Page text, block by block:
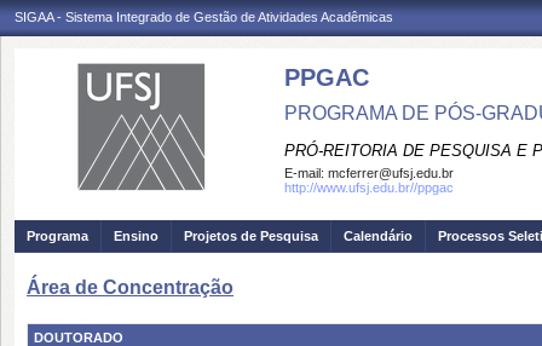
SIGAA - Sistema Integrado de Gestão de Atividades Acadêmicas
PPGAC
PROGRAMA DE PÓS-
PRÓ-REITORIA DE PESQUISA E
E-mail: mcferrer@ufsj.edu.br
http://www.ufsj.edu.br//ppgac
Programa Ensino Projetos de Pesquisa Calendário Processos
Área de Concentração
DOUTORADO